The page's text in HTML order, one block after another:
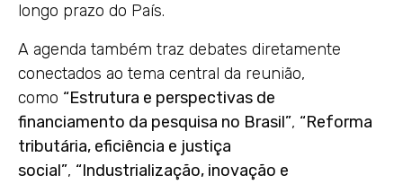
longo prazo do País.
A agenda também traz debates diretamente
conectados ao tema central da reunião,
como “Estrutura e perspectivas de
financiamento da pesquisa no Brasil”, “Reforma
tributária, eficiência e justiça
social”, “Industrialização, inovação e